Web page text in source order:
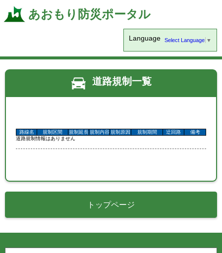
あおもり防災ポータル
Language Select Language ▼
道路規制一覧
路線名 規制区間 規制延長 規制内容 規制原因 規制期間 迂回路
備考
道路規制情報はありません
トップページ